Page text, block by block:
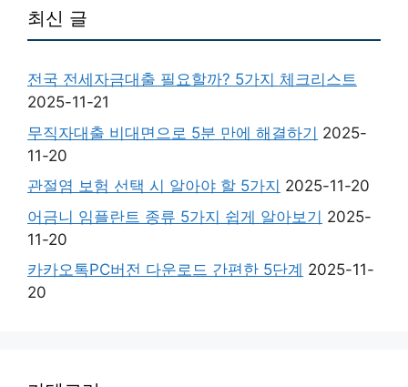
최신 글
전국 전세자금대출 필요할까? 5가지 체크리스트
2025-11-21
무직자대출 비대면으로 5분 만에 해결하기 2025-
11-20
관절염 보험 선택 시 알아야 할 5가지 2025-11-20
어금니 임플란트 종류 5가지 쉽게 알아보기 2025-
11-20
카카오톡PC버전 다운로드 간편한 5단계 2025-11-
20